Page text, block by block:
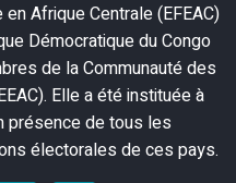
Afrique Centrale (EFEAC)
Démocratique du Congo
de la Communauté des
Elle a été instituée à
présence de tous les
électorales de ces pays.